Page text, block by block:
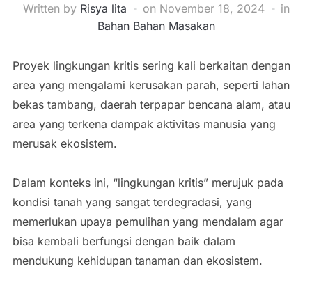
Written by Risya lita on November 18, 2024
in
Bahan Bahan Masakan
Proyek lingkungan kritis sering kali berkaitan dengan
area yang mengalami kerusakan parah, seperti lahan
bekas tambang, daerah terpapar bencana alam, atau
area yang terkena dampak aktivitas manusia yang
merusak ekosistem.
Dalam konteks ini, “lingkungan kritis” merujuk pada
kondisi tanah yang sangat terdegradasi, yang
memerlukan upaya pemulihan yang mendalam agar
bisa kembali berfungsi dengan baik dalam
mendukung kehidupan tanaman dan ekosistem.